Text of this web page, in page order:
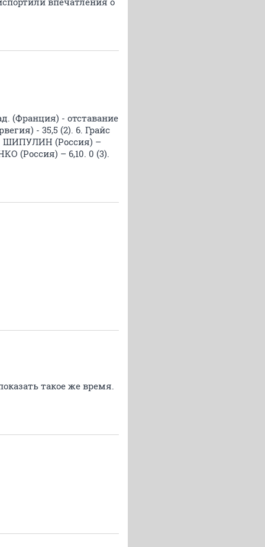
(Франция) - отставание
- 35,5 (2). 6. Грайс
ШИПУЛИН (Россия) –
(Россия) – 6,10. 0 (3).
такое же время.